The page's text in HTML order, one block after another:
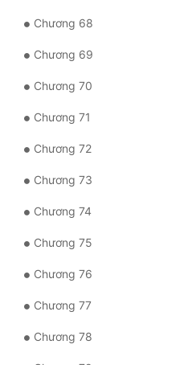
Chương 68
Chương 69
Chương 70
Chương 71
Chương 72
Chương 73
Chương 74
Chương 75
Chương 76
Chương 77
Chương 78